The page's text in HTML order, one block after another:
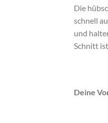
Die
schnell
und
Schnitt
Deine